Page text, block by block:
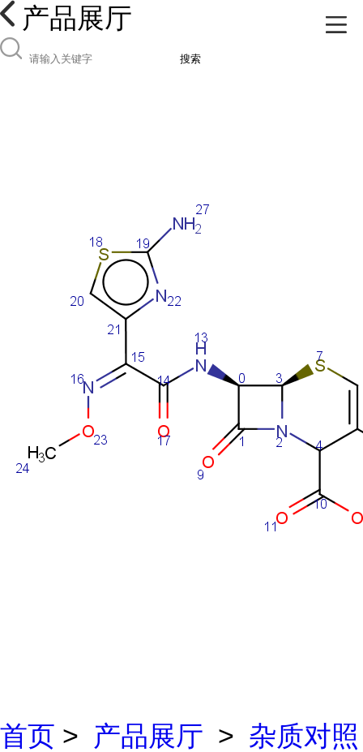
产品展厅
搜索
首页 > 产品展厅 > 杂质对照